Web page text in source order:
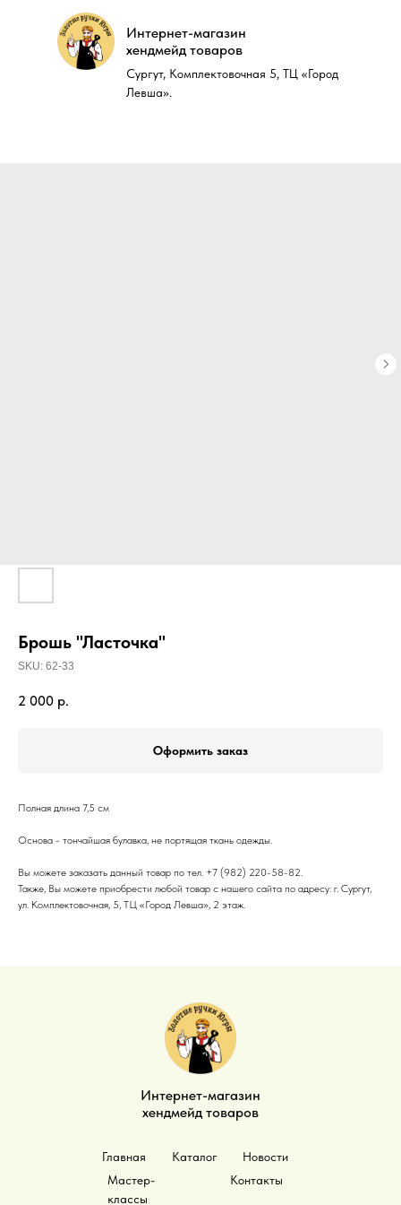
Интернет-магазин
хендмейд товаров
Сургут, Комплектовочная 5, ТЦ «Город
Левша».
Интернет-магазин
хендмейд товаров
Сургут, Комплектовочная 5, ТЦ «Город
Левша».
Брошь "Ласточка"
SKU: 62-33
2 000 р.
Оформить заказ
Полная длина 7,5 см
Основа - тончайшая булавка, не портящая ткань одежды.
Вы можете заказать данный товар по тел. +7 (982) 220-58-82.
Также, Вы можете приобрести любой товар с нашего сайта по адресу: г. Сургут,
ул. Комплектовочная, 5, ТЦ «Город Левша», 2 этаж.
Интернет-магазин
хендмейд товаров
Главная Каталог
Новости
Мастер-
классы
Контакты